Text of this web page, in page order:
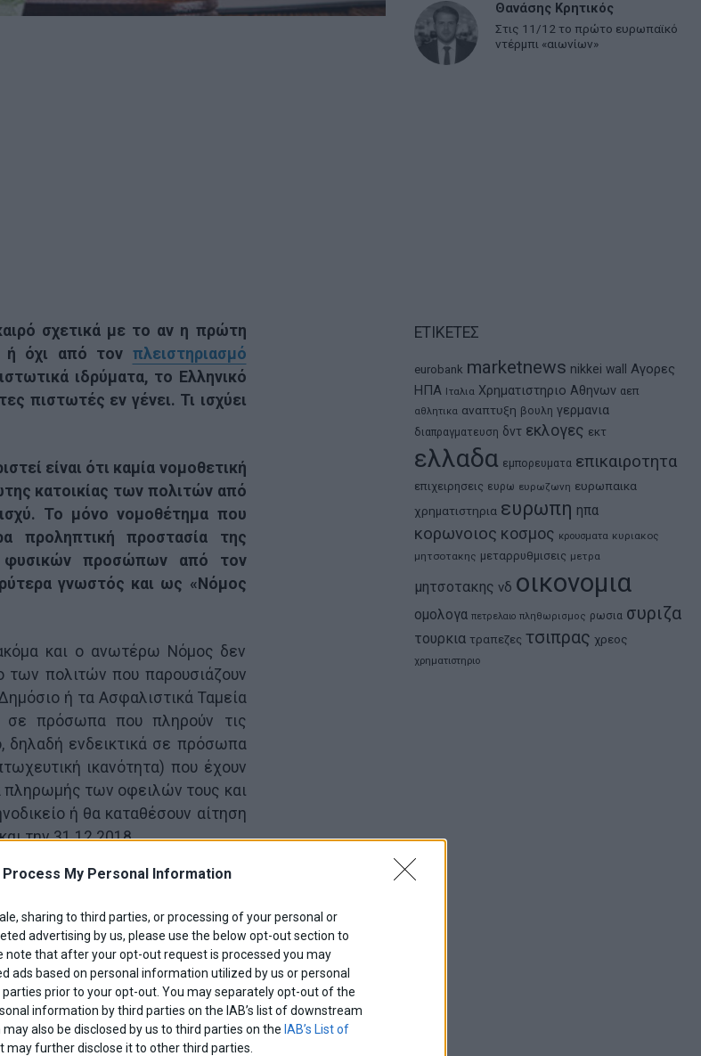
Process My Personal Information
sharing to third parties, or processing of your personal or
advertising by us, please use the below opt-out section to
note that after your opt-out request is processed you may
ads based on personal information utilized by us or personal
prior to your opt-out. You may separately opt-out of the
information by third parties on the IAB’s list of downstream
also be disclosed by us to third parties on the IAB’s List of
may further disclose it to other third parties.
σχετικά με το αν η πρώτη
ή όχι από τον πλειστηριασμό
ιδρύματα, το Ελληνικό
πιστωτές εν γένει. Τι ισχύει
είναι ότι καμία νομοθετική
κατοικίας των πολιτών από
Το μόνο νομοθέτημα που
προληπτική προστασία της
προσώπων από τον
γνωστός και ως «Νόμος
και ο ανωτέρω Νόμος δεν
των πολιτών που παρουσιάζουν
ή τα Ασφαλιστικά Ταμεία
πρόσωπα που πληρούν τις
ενδεικτικά σε πρόσωπα
ικανότητα) που έχουν
πληρωμής των οφειλών τους και
ή θα καταθέσουν αίτηση
την 31.12.2018.
προστατευτείη πρώτη κατοικία
ιδιότητα, θα πρέπει να
προϋποθέσεις.
ανωτέρω Νόμου, θα πρέπει ο
δέσμες προϋποθέσεων:
σωρευτικά:
Θανάσης Κρητικός
Στις 11/12 το πρώτο ευρωπαϊκό
ντέρμπι «αιωνίων»
ΕΤΙΚΕΤΕΣ
eurobank marketnews nikkei wall
Αγορες
ΗΠΑ Ιταλια Χρηματιστηριο Αθηνων αεπ
αθλητικα αναπτυξη βουλη γερμανια
διαπραγματευση δντ εκλογες εκτ
ελλαδα εμπορευματα επικαιροτητα
επιχειρησεις ευρω ευρωζωνη ευρωπαικα
χρηματιστηρια ευρωπη ηπα
κορωνοιος κοσμος κρουσματα κυριακος
μητσοτακης μεταρρυθμισεις μετρα
μητσοτακης νδ οικονομια
ομολογα πετρελαιο πληθωρισμος ρωσια συριζα
τουρκια τραπεζες τσιπρας χρεος
χρηματιστηριο